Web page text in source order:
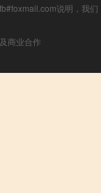
说明，我们
商业合作